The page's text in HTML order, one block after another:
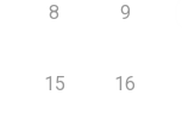
8 9
15 16